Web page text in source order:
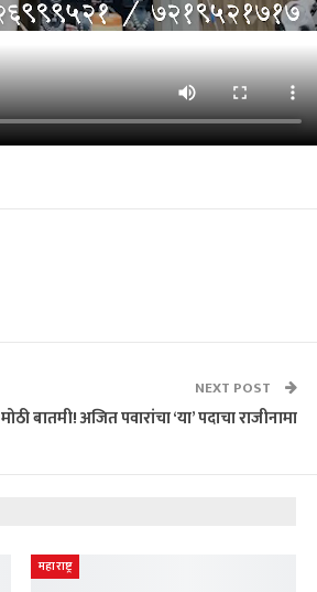
NEXT POST
मोठी बातमी! अजित पवारांचा ‘या’ पदाचा राजीनामा
महाराष्ट्र